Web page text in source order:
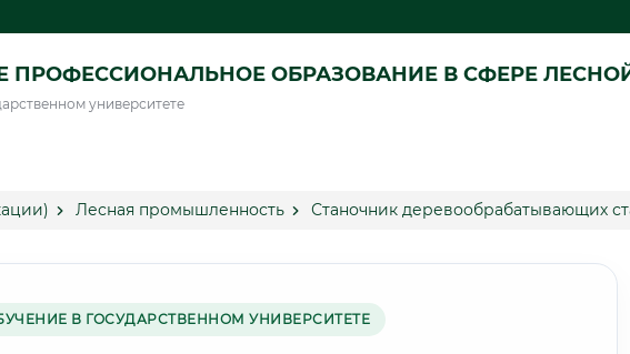
ПРОФЕССИОНАЛЬНОЕ ОБРАЗОВАНИЕ В СФЕРЕ
университете
Лесная промышленность Станочник деревообрабатывающих
В ГОСУДАРСТВЕННОМ УНИВЕРСИТЕТЕ